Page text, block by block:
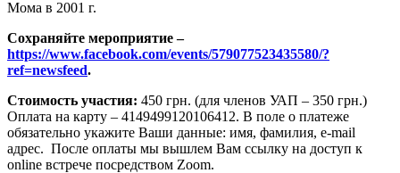
Мома в 2001 г.
Сохраняйте мероприятие –
https://www.facebook.com/events/579077523435580/?
ref=newsfeed.
Стоимость участия: 450 грн. (для членов УАП – 350 грн.)
Оплата на карту – 4149499120106412. В поле о платеже
обязательно укажите Ваши данные: имя, фамилия, e-mail
адрес. После оплаты мы вышлем Вам ссылку на доступ к
online встрече посредством Zoom.